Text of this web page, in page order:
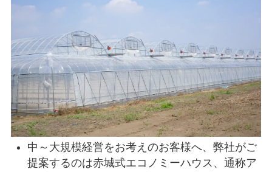
中～大規模経営をお考えのお客様へ、弊社がご
提案するのは赤城式エコノミーハウス、通称ア